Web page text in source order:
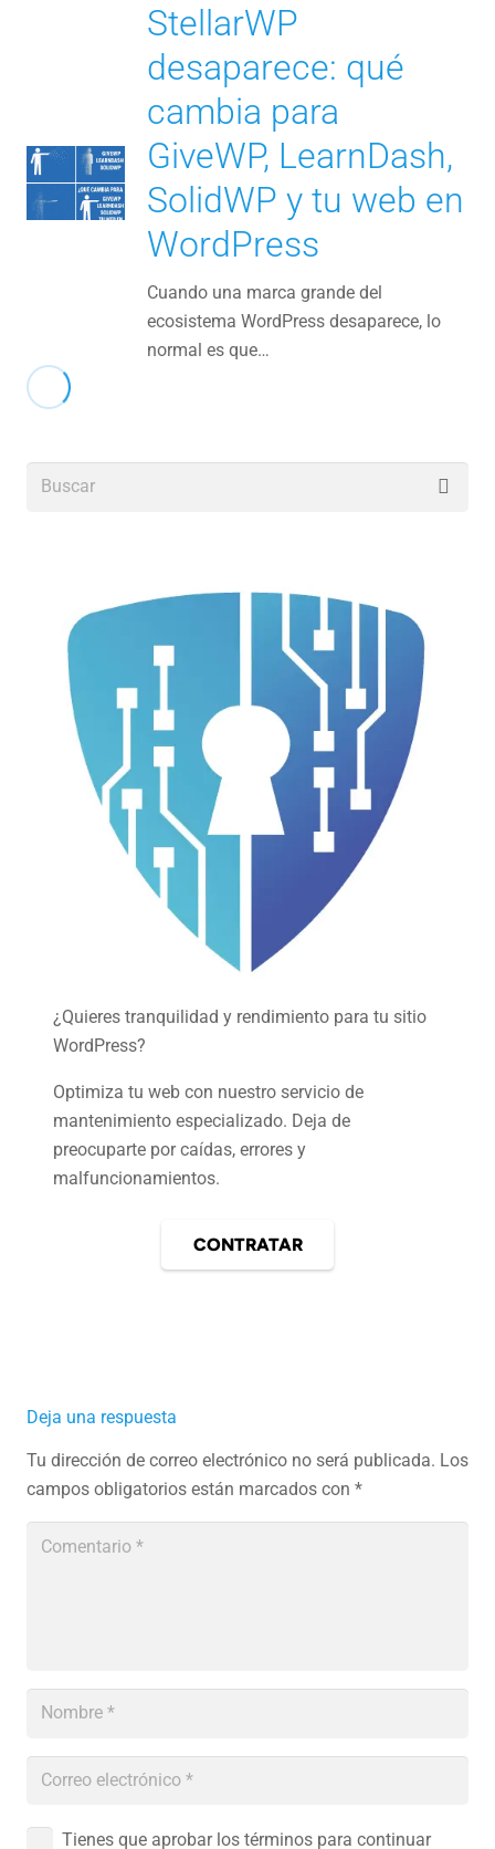
StellarWP
desaparece: qué
cambia para
GiveWP, LearnDash,
SolidWP y tu web en
WordPress
Cuando una marca grande del
ecosistema WordPress desaparece, lo
normal es que…
¿Quieres tranquilidad y rendimiento para tu sitio
WordPress?
Optimiza tu web con nuestro servicio de
mantenimiento especializado. Deja de
preocuparte por caídas, errores y
malfuncionamientos.
CONTRATAR
Deja una respuesta
Tu dirección de correo electrónico no será publicada. Los
campos obligatorios están marcados con *
Tienes que aprobar los términos para continuar